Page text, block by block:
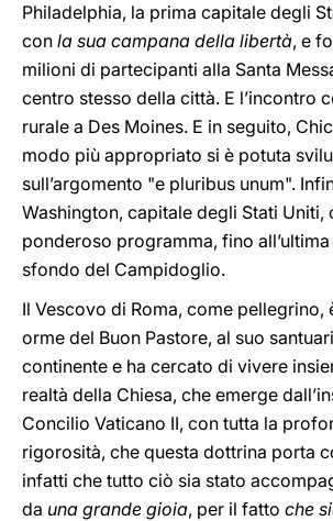
Philadelphia, la prima capitale degli
con la sua campana della libertà, e
milioni di partecipanti alla Santa
centro stesso della città. E l’incontro
rurale a Des Moines. E in seguito,
modo più appropriato si è potuta
sull’argomento "e pluribus unum".
Washington, capitale degli Stati Uniti,
ponderoso programma, fino
sfondo del Campidoglio.
Il Vescovo di Roma, come pellegrino,
orme del Buon Pastore, al suo
continente e ha cercato di vivere
realtà della Chiesa, che emerge
Concilio Vaticano II, con tutta la
rigorosità, che questa dottrina porta
infatti che tutto ciò sia stato
da una grande gioia, per il fatto che